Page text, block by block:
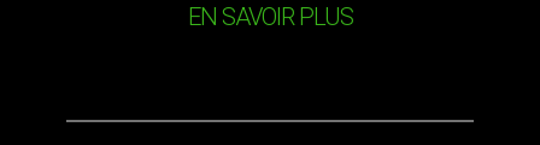
EN SAVOIR PLUS